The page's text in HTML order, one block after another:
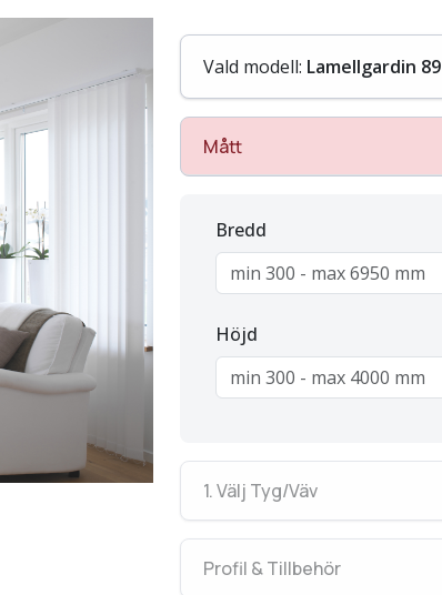
Vald modell: Lamellgardin 89
Mått
Bredd
Höjd
1. Välj Tyg/Väv
Profil & Tillbehör